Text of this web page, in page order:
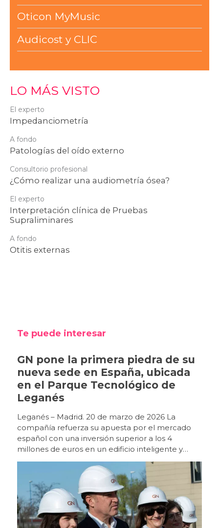
Oticon MyMusic
Audicost y CLIC
LO MÁS VISTO
El experto
Impedanciometría
A fondo
Patologías del oído externo
Consultorio profesional
¿Cómo realizar una audiometría ósea?
El experto
Interpretación clínica de Pruebas
Supraliminares
A fondo
Otitis externas
Te puede interesar
GN pone la primera piedra de su
nueva sede en España, ubicada
en el Parque Tecnológico de
Leganés
Leganés – Madrid. 20 de marzo de 2026 La
compañía refuerza su apuesta por el mercado
español con una inversión superior a los 4
millones de euros en un edificio inteligente y
sostenible que será centro de referencia en
puesta de la primera piedra de su futura sede en
España, un nuevo edificio ubicado en la Avenida
Juan Caramuel, en el Parque Tecnológico de
Leganés, que marcará un nuevo hito en el
desarrollo de la compañía en nuestro país. Con